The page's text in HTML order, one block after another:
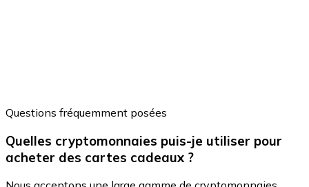
Questions fréquemment posées
Quelles cryptomonnaies puis-je utiliser pour
acheter des cartes cadeaux ?